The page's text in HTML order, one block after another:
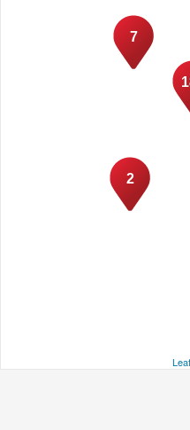
2
7